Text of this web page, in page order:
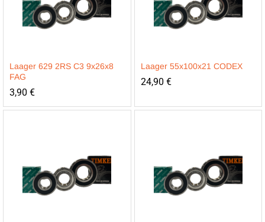
Laager 629 2RS C3 9x26x8
FAG
3,90 €
Laager 55x100x21 CODEX
24,90 €